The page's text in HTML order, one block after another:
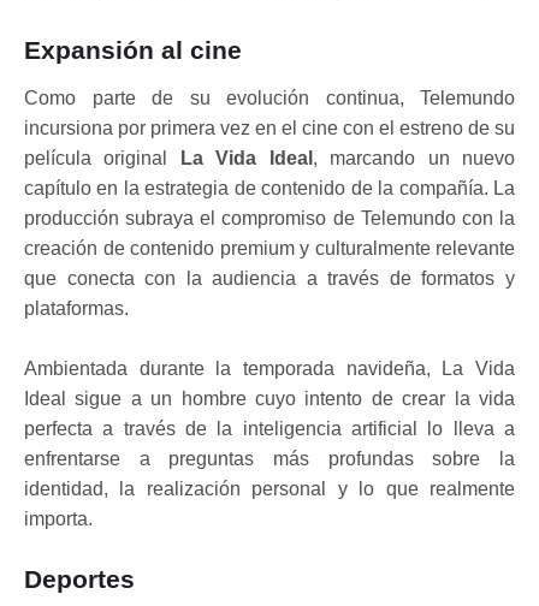
Expansión al cine
Como parte de su evolución continua, Telemundo
incursiona por primera vez en el cine con el estreno de su
película original
La Vida Ideal , marcando un nuevo
capítulo en la estrategia de contenido de la compañía. La
producción subraya el compromiso de Telemundo con la
creación de contenido premium y culturalmente relevante
que conecta con la audiencia a través de formatos y
plataformas.
Ambientada durante la temporada navideña, La Vida
Ideal sigue a un hombre cuyo intento de crear la vida
perfecta a través de la inteligencia artificial lo lleva a
enfrentarse a preguntas más profundas sobre la
identidad, la realización personal y lo que realmente
importa.
Deportes